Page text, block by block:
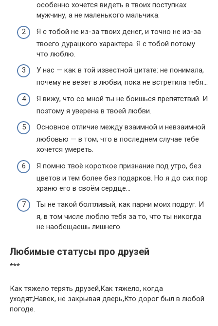
особенно хочется видеть в твоих поступках
мужчину, а не маленького мальчика.
Я с тобой не из-за твоих денег, и точно не из-за
твоего дурацкого характера. Я с тобой потому
что люблю.
У нас — как в той известной цитате: не понимала,
почему не везет в любви, пока не встретила тебя…
Я вижу, что со мной ты не боишься препятствий. И
поэтому я уверена в твоей любви.
Основное отличие между взаимной и невзаимной
любовью — в том, что в последнем случае тебе
хочется умереть.
Я помню твоё короткое признание под утро, без
цветов и тем более без подарков. Но я до сих пор
храню его в своём сердце…
Ты не такой болтливый, как парни моих подруг. И
я, в том числе люблю тебя за то, что ты никогда
не наобещаешь лишнего.
Любимые статусы про друзей
***
Как тяжело терять друзей,Как тяжело, когда
уходят,Навек, не закрывая дверь,Кто дорог был в любой
погоде.